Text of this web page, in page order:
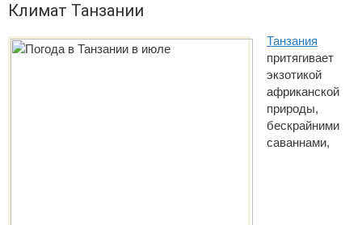
Климат Танзании
Танзания
притягивает
экзотикой
африканской
природы,
бескрайними
саваннами,